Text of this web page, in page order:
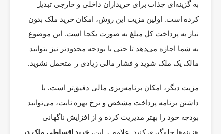
به گزینه‌ای جذاب برای خریداران داخلی و خارجی تبدیل
کرده است. اولین مزیت این روش، امکان خرید ملک بدون
نیاز به پرداخت کل مبلغ به صورت یکجا است. این موضوع
به شما اجازه می‌دهد تا حتی با بودجه محدودتر نیز بتوانید
مالک یک ملک شوید و فشار مالی زیادی را متحمل نشوید.
مزیت دیگر، امکان برنامه‌ریزی مالی دقیق‌تر است. با
داشتن برنامه پرداخت مشخص و نرخ بهره ثابت، می‌توانید
بودجه خود را بهتر مدیریت کرده و از افزایش ناگهانی
هزینه‌ها جلوگیری کنید. علاوه بر این، خرید اقساطی ملک در